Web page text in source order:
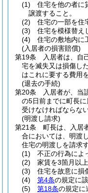
(1)
住宅を他の者に
譲渡すること。
(2)
住宅の一部を住
(3)
住宅を模様替え
(4)
住宅の敷地内に
(入居者の損害賠償)
第19条
入居者は、自
宅を滅失又は損傷し
はこれに要する費用
(退去の手続)
第20条
入居者が、当
の5日前までに町長
受けなければならない
(明渡し請求)
第21条
町長は、入居
合においては、明渡
住宅の明渡しを請求
(1)
不正の行為によ
(2)
家賃を3箇月以
(3)
住宅を故意に損
(4)
第4条の規定に
(5)
第18条の規定に